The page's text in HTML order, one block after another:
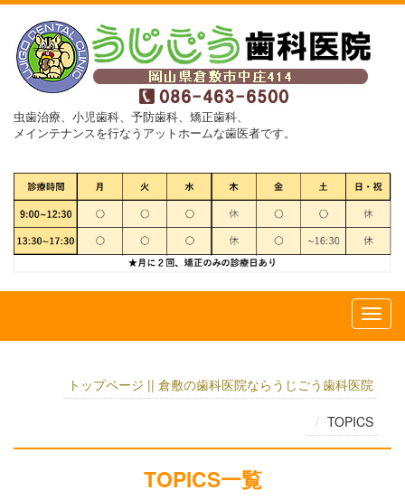
虫歯治療、小児歯科、予防歯科、矯正歯科、
メインテナンスを行なうアットホームな歯医者です。
トップページ || 倉敷の歯科医院ならうじごう歯科医院
TOPICS
TOPICS一覧